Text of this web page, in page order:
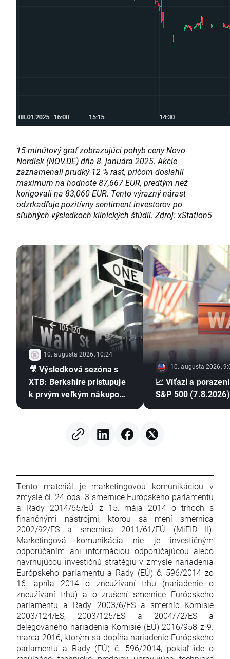
15-minútový graf zobrazujúci pohyb ceny Novo
Nordisk (NOV.DE) dňa 8. januára 2025. Akcie
zaznamenali prudký 12 % rast, pričom dosiahli
maximum na hodnote 87,667 EUR, predtým než
korigovali na 83,060 EUR. Tento výrazný nárast
odzrkadľuje pozitívny sentiment investorov po
sľubných výsledkoch klinických štúdií. Zdroj: xStation5
10. augusta 2026, 10:24
🎥 Výsledková sezóna s
XTB: Berkshire pristupuje
k prvým veľkým nákupom
10. augusta 2026,
📈 Víťazi a
S&P 500 (7.8.2026)
Tento materiál je marketingovou komunikáciou v
zmysle čl. 24 ods. 3 smernice Európskeho parlamentu
a Rady 2014/65/EÚ z 15. mája 2014 o trhoch s
finančnými nástrojmi, ktorou sa mení smernica
2002/92/ES a smernica 2011/61/EÚ (MiFID II).
Marketingová komunikácia nie je investičným
odporúčaním ani informáciou odporúčajúcou alebo
navrhujúcou investičnú stratégiu v zmysle nariadenia
Európskeho parlamentu a Rady (EÚ) č. 596/2014 zo
16. apríla 2014 o zneužívaní trhu (nariadenie o
zneužívaní trhu) a o zrušení smernice Európskeho
parlamentu a Rady 2003/6/ES a smerníc Komisie
2003/124/ES, 2003/125/ES a 2004/72/ES a
delegovaného nariadenia Komisie (EÚ) 2016/958 z 9.
marca 2016, ktorým sa dopĺňa nariadenie Európskeho
parlamentu a Rady (EÚ) č. 596/2014, pokiaľ ide o